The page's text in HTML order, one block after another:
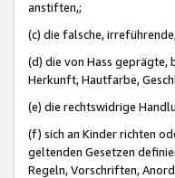
anstiften,;
(c) die falsche,
(d) die von Hass geprägte,
Herkunft, Hautfarbe,
(e) die rechtswidrige
(f) sich an Kinder richten
geltenden Gesetzen
Regeln, Vorschriften,